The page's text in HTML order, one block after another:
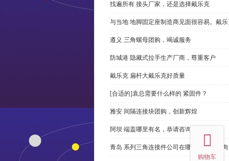
找遍所有 接头厂家，还是选择戴乐克
与当地 地脚固定座制造商见面很容易。戴
遵义 三角螺母团购，竭诚服务
防城港 隐藏式拉手生产厂商，尊重客户
戴乐克 扁杆大戴乐克好质量
[合适的]袁总需要什么样的 紧固件？
雅安 间隔连接块团购，创新辉煌
阿坝 端盖哪里有名，恭请咨询
青岛 系列三角连接件公司在哪里，免费咨询
购物车